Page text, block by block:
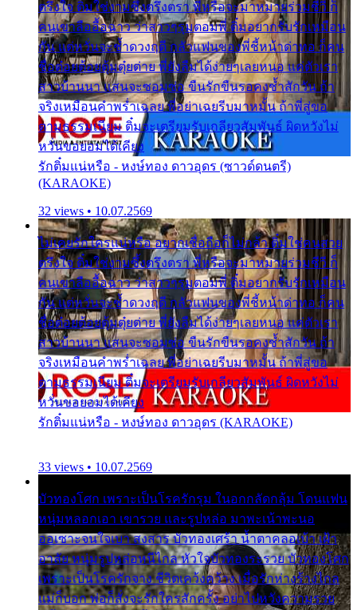
ตรึงใจ ติ๋มใช่งามซึ้งตรึงตรา พี่หรือจะมาหมายร่วมชีวี ก็
คนเขาลืออื้อฉาว ว่าสาวๆรุมตอมพี่ ติ๋มอยากรับรักเหมือน
กัน แต่หวั่นจะช้ำดวงฤดี กลัวแฟนของพี่ชี้หน้าด่าทอ ก็คน
ชื่อต๋อยต้อยตุ้มตุ๋ยต่าย พี่ยังลืมได้ง่ายๆเลยหนอ แค่ตัวเรา
สาวบ้านนา แสนจะซอมซ่อ ขืนรักขืนรอคงช้ำสักวัน ถ้า
จริงเหมือนคำพร่ำเฉลย พี่อย่าเฉยรีบมาหมั้น ถ้าพี่สู่ขอ
ตามธรรมเนียม ติ๋มจะเตรียมรับเกลียวสัมพันธ์ ผิดหวังไม่
หวั่นขอยอมได้เคียง
รักติ๋มแน่หรือ - หงษ์ทอง ดาวอุดร (ซาวด์ดนตรี)
(KARAOKE)
32 views • 10.07.2569
ไม่เคยรักใครแน่หรือ อยากเชื่อถือก็ไม่กล้า ติ๋มใช่คนสวย
ตรึงใจ ติ๋มใช่งามซึ้งตรึงตรา พี่หรือจะมาหมายร่วมชีวี ก็
คนเขาลืออื้อฉาว ว่าสาวๆรุมตอมพี่ ติ๋มอยากรับรักเหมือน
กัน แต่หวั่นจะช้ำดวงฤดี กลัวแฟนของพี่ชี้หน้าด่าทอ ก็คน
ชื่อต๋อยต้อยตุ้มตุ๋ยต่าย พี่ยังลืมได้ง่ายๆเลยหนอ แค่ตัวเรา
สาวบ้านนา แสนจะซอมซ่อ ขืนรักขืนรอคงช้ำสักวัน ถ้า
จริงเหมือนคำพร่ำเฉลย พี่อย่าเฉยรีบมาหมั้น ถ้าพี่สู่ขอ
ตามธรรมเนียม ติ๋มจะเตรียมรับเกลียวสัมพันธ์ ผิดหวังไม่
หวั่นขอยอมได้เคียง
รักติ๋มแน่หรือ - หงษ์ทอง ดาวอุดร (KARAOKE)
33 views • 10.07.2569
บัวทองโศก เพราะเป็นโรครักรุม ในอกกลัดกลุ้ม โดนแฟน
หนุ่มหลอกเอา เขารวย และรูปหล่อ มาพะเน้าพะนอ
ออเซาะจนใจเบา สงสาร บัวทองเศร้า น้ำตาคลอเบ้า เฝ้า
อาลัย หนุ่มรูปหล่อหนีไกล หัวใจบัวทองระรวย บัวทองโศก
เพราะเป็นโรครักจาง ชีวิตเคว้งคว้าง เมื่อรักห่างร้างไกล
แม่ก็บอก พ่อก็สั่งจะรักใครสักครั้ง อย่าไปหวังความรวย